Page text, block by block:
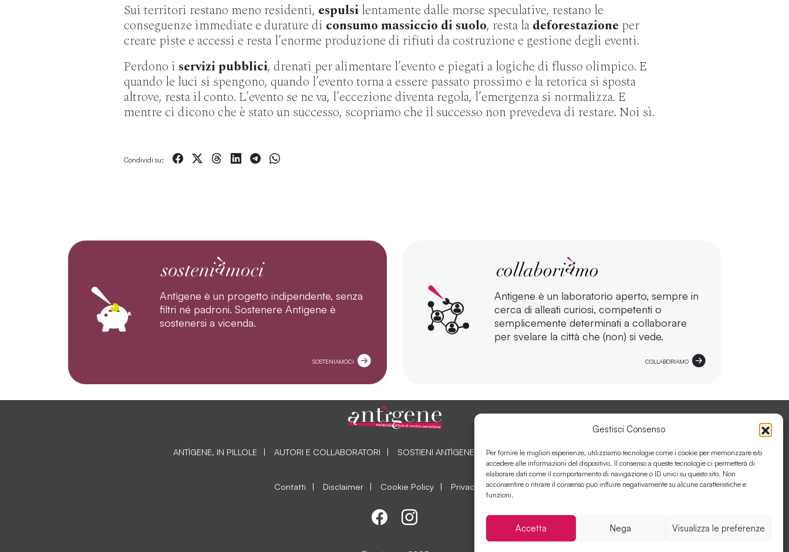
Gestisci Consenso
Per fornire le migliori esperienze, utilizziamo tecnologie come i cookie per memorizzare e/o
accedere alle informazioni del dispositivo. Il consenso a queste tecnologie ci permetterà di
elaborare dati come il comportamento di navigazione o ID unici su questo sito. Non
acconsentire o ritirare il consenso può influire negativamente su alcune caratteristiche e
funzioni.
Accetta Nega Visualizza le preferenze
Sui territori restano meno residenti, espulsilentamente dalle morse speculative, restano le
conseguenze immediate e durature di consumo massiccio di suolo, resta ladeforestazione per
creare piste e accessi e resta l’enorme produzione di rifiuti da costruzione e gestione degli eventi.
Perdono i servizi pubblici, drenati per alimentare l’evento e piegati a logiche di flusso olimpico. E
quando le luci si spengono, quando l’evento torna a essere passato prossimo e la retorica si sposta
altrove, resta il conto. L’evento se ne va, l’eccezione diventa regola, l’emergenza si normalizza. E
mentre ci dicono che è stato un successo, scopriamo che il successo non prevedeva di restare. Noi sì.
Condividi su:
Antìgene è un progetto indipendente, senza
filtri né padroni. Sostenere Antìgene è
sostenersi a vicenda.
SOSTENIAMOCI
Antigene è un laboratorio aperto, sempre in
cerca di alleati curiosi, competenti o
semplicemente determinati a collaborare
per svelare la città che (non) si vede.
COLLABORIAMO
ANTÌGENE, IN PILLOLE AUTORI E COLLABORATORI SOSTIENI ANTÌGENE COLLABORA CON ANTÌGENE
Contatti Disclaimer Cookie Policy Privacy Policy